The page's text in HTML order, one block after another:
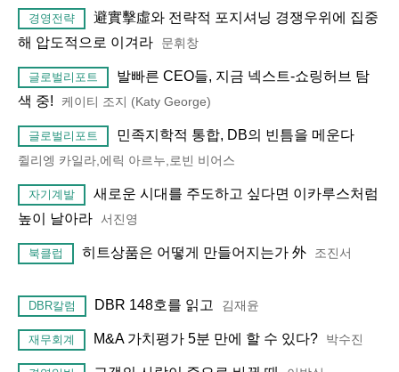
경영전략
避實擊虛와 전략적 포지셔닝 경쟁우위에 집중
해 압도적으로 이겨라
문휘창
글로벌리포트
발빠른 CEO들, 지금 넥스트-쇼링허브 탐
색 중!
케이티 조지 (Katy George)
글로벌리포트 민족지학적 통합, DB의 빈틈을 메운다
쥘리엥 카일라,에릭 아르누,로빈 비어스
자기계발
새로운 시대를 주도하고 싶다면 이카루스처럼
높이 날아라 서진영
북클럽 히트상품은 어떻게 만들어지는가 外 조진서
DBR칼럼 DBR 148호를 읽고 김재윤
재무회계 M&A 가치평가 5분 만에 할 수 있다? 박수진